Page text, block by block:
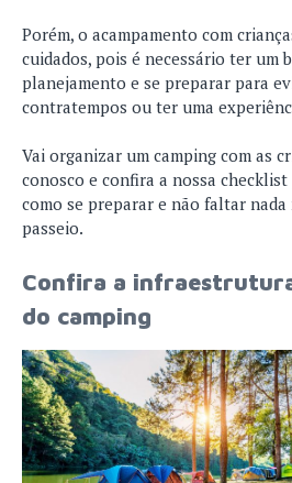
Porém, o acampamento com
cuidados, pois é necessário ter um
planejamento e se preparar para
contratempos ou ter uma
Vai organizar um camping com as
conosco e confira a nossa checklist
como se preparar e não faltar nada
passeio.
Confira a
do camping